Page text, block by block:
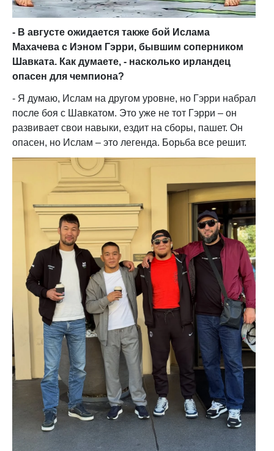
- В августе ожидается также бой Ислама
Махачева с Иэном Гэрри, бывшим соперником
Шавката. Как думаете, - насколько ирландец
опасен для чемпиона?
- Я думаю, Ислам на другом уровне, но Гэрри набрал
после боя с Шавкатом. Это уже не тот Гэрри – он
развивает свои навыки, ездит на сборы, пашет. Он
опасен, но Ислам – это легенда. Борьба все решит.